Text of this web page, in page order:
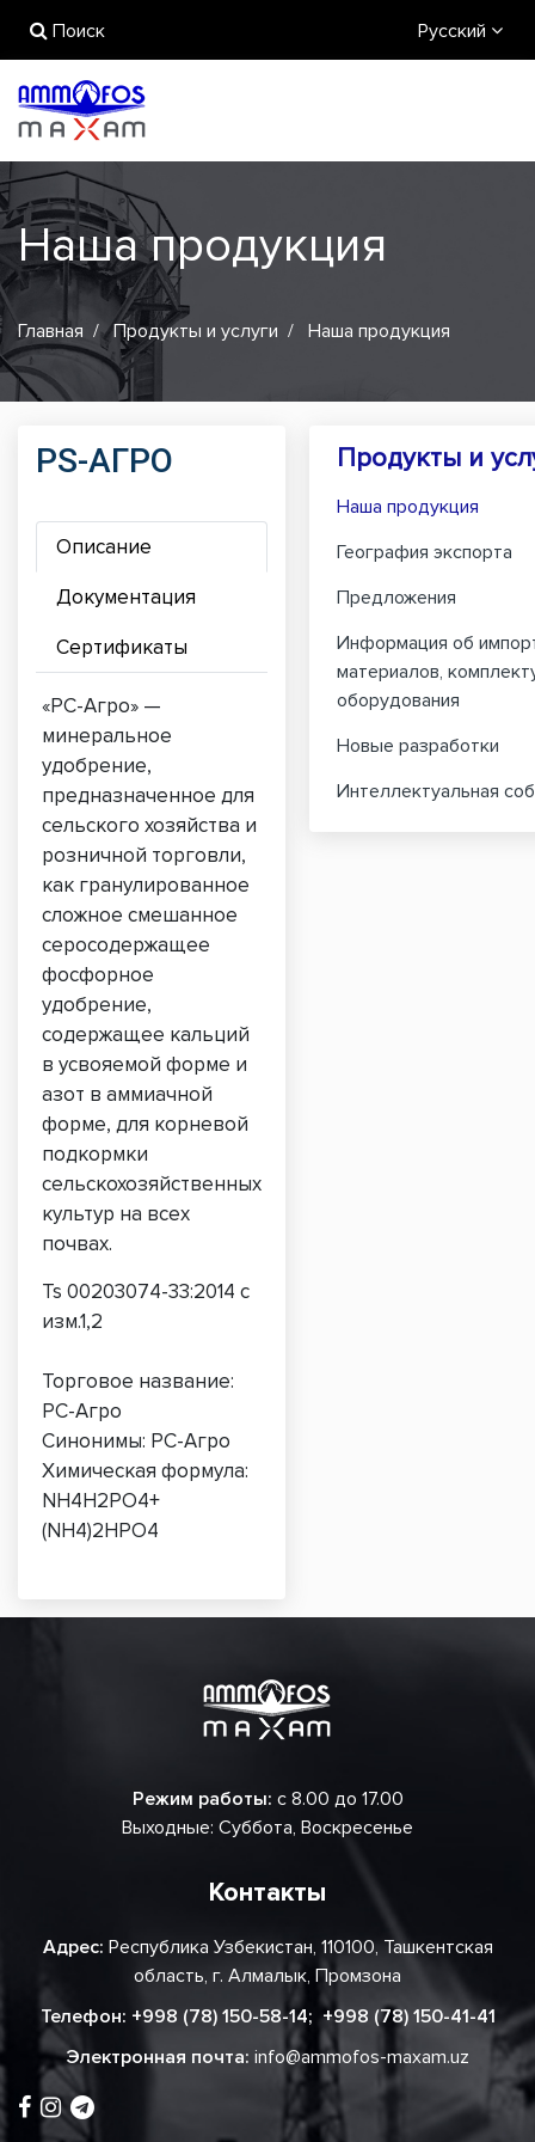
Поиск Русский
Наша продукция
Главная Продукты и услуги Наша продукция
PS-АГРО
Описание
Документация
Сертификаты
«РС-Агро» —
минеральное
удобрение,
предназначенное для
сельского хозяйства и
розничной торговли,
как гранулированное
сложное смешанное
серосодержащее
фосфорное
удобрение,
содержащее кальций
в усвояемой форме и
азот в аммиачной
форме, для корневой
подкормки
сельскохозяйственных
культур на всех
почвах.
Ts 00203074-33:2014 с
изм.1,2
Торговое название:
РС-Агро
Синонимы: РС-Агро
Химическая формула:
NH4H2PO4+
(NH4)2HPO4
Продукты и
Наша продукция
География экспорта
Предложения
Информация об
материалов,
оборудования
Новые разработки
Интеллектуальная
Режим работы: с 8.00 до 17.00
Выходные: Суббота, Воскресенье
Контакты
Адрес: Республика Узбекистан, 110100, Ташкентская
область, г. Алмалык, Промзона
Телефон: +998 (78) 150-58-14; +998 (78) 150-41-41
Электронная почта: info@ammofos-maxam.uz